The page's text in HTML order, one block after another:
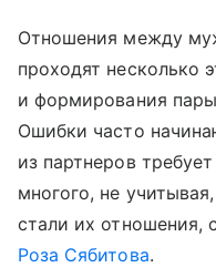
Отношения между
проходят несколько
и формирования
Ошибки часто
из партнеров
многого, не
стали их отношения,
Роза Сябитова.